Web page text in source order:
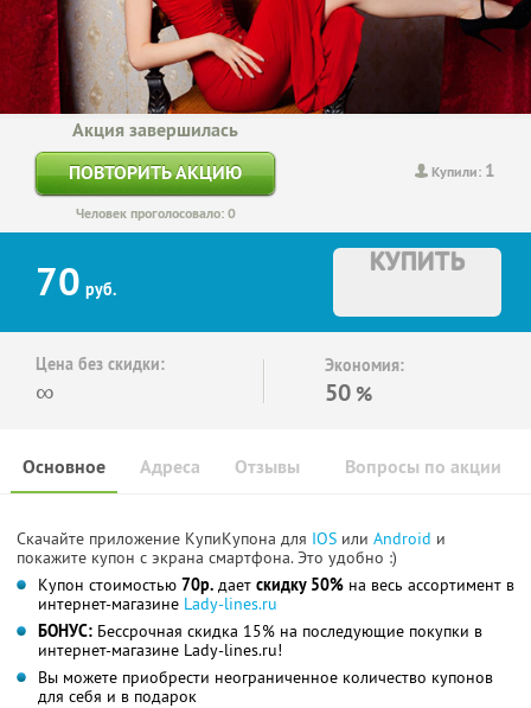
Купили: 1
Акция завершилась
ПОВТОРИТЬ АКЦИЮ
Человек проголосовало: 0
70 руб.
КУПИТЬ
Цена без скидки:
∞
Экономия:
50 %
Основное Отзывы Вопросы по акции
Адреса
Скачайте приложение КупиКупона для IOS или Android и
покажите купон с экрана смартфона. Это удобно :)
Купон стоимостью 70р. дает скидку 50% на весь ассортимент в
интернет-магазине Lady-lines.ru
БОНУС: Бессрочная скидка 15% на последующие покупки в
интернет-магазине Lady-lines.ru!
Вы можете приобрести неограниченное количество купонов
для себя и в подарок